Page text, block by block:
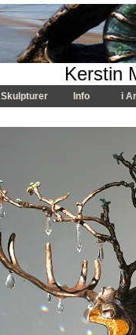
Kerstin
Skulpturer Info i